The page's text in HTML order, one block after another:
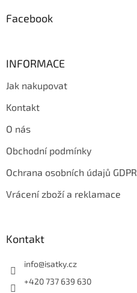
Facebook
INFORMACE
Jak nakupovat
Kontakt
O nás
Obchodní podmínky
Ochrana osobních údajů GDPR
Vrácení zboží a reklamace
Kontakt
info@isatky.cz
+420 737 639 630